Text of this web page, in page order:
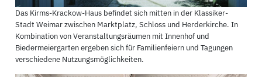
Das Kirms-Krackow-Haus befindet sich mitten in der Klassiker-
Stadt Weimar zwischen Marktplatz, Schloss und Herderkirche. In
Kombination von Veranstaltungsräumen mit Innenhof und
Biedermeiergarten ergeben sich für Familienfeiern und Tagungen
verschiedene Nutzungsmöglichkeiten.